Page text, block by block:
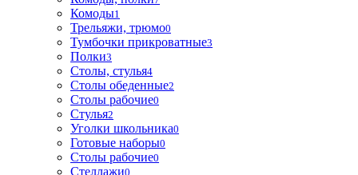
Комоды1
Трельяжи, трюмо0
Тумбочки прикроватные3
Полки3
Столы, стулья4
Столы обеденные2
Столы рабочие0
Стулья2
Уголки школьника0
Готовые наборы0
Столы рабочие0
Стеллажи0